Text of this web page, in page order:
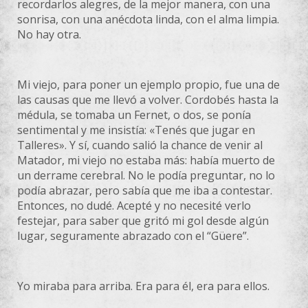
recordarlos alegres, de la mejor manera, con una
sonrisa, con una anécdota linda, con el alma limpia.
No hay otra.
Mi viejo, para poner un ejemplo propio, fue una de
las causas que me llevó a volver. Cordobés hasta la
médula, se tomaba un Fernet, o dos, se ponía
sentimental y me insistía: «Tenés que jugar en
Talleres». Y sí, cuando salió la chance de venir al
Matador, mi viejo no estaba más: había muerto de
un derrame cerebral. No le podía preguntar, no lo
podía abrazar, pero sabía que me iba a contestar.
Entonces, no dudé. Acepté y no necesité verlo
festejar, para saber que gritó mi gol desde algún
lugar, seguramente abrazado con el “Güere”.
Yo miraba para arriba. Era para él, era para ellos.